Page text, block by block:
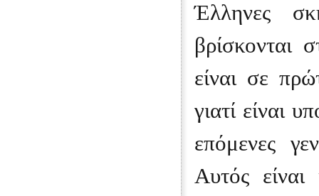
Έλληνες
βρίσκονται
είναι σε
γιατί είναι
επόμενες
Αυτός